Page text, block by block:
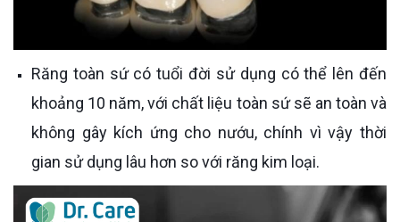
Răng toàn sứ có tuổi đời sử dụng có thể lên đến
khoảng 10 năm, với chất liệu toàn sứ sẽ an toàn và
không gây kích ứng cho nướu, chính vì vậy thời
gian sử dụng lâu hơn so với răng kim loại.